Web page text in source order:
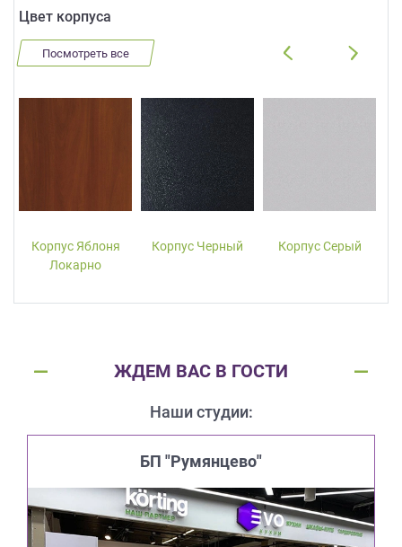
Цвет корпуса
Посмотреть все
Корпус Яблоня
Локарно
Корпус Черный Корпус Серый
ЖДЕМ ВАС В ГОСТИ
Наши студии:
БП "Румянцево"